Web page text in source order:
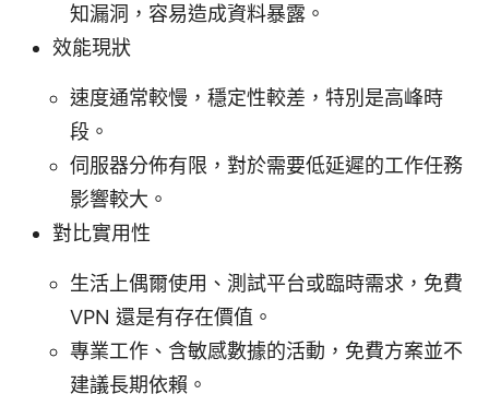
知漏洞，容易造成資料暴露。
效能現狀
速度通常較慢，穩定性較差，特別是高峰時
段。
伺服器分佈有限，對於需要低延遲的工作任務
影響較大。
對比實用性
生活上偶爾使用、測試平台或臨時需求，免費
VPN 還是有存在價值。
專業工作、含敏感數據的活動，免費方案並不
建議長期依賴。